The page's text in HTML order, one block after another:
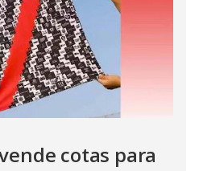
cotas para